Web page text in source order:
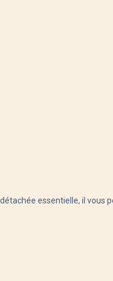
essentielle, il vous